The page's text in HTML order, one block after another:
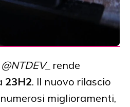
@NTDEV_ rende
23H2. Il nuovo rilascio
miglioramenti,